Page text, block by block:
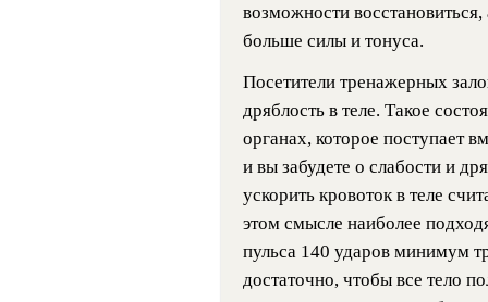
возможности восстановиться,
больше силы и тонуса.
Посетители тренажерных
дряблость в теле. Такое
органах, которое поступает
и вы забудете о слабости и
ускорить кровоток в теле
этом смысле наиболее
пульса 140 ударов минимум
достаточно, чтобы все тело